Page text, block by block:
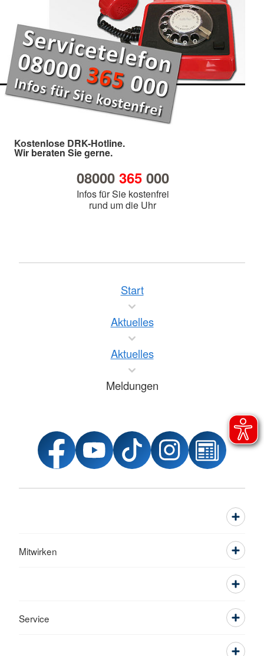
Kostenlose DRK-Hotline.
Wir beraten Sie gerne.
08000 365000
Infos für Sie kostenfrei
rund um die Uhr
Start
Aktuelles
Aktuelles
Meldungen
Mitwirken
Service